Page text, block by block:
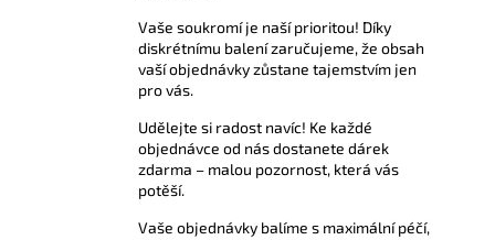
Vaše soukromí je naší prioritou! Díky
diskrétnímu balení zaručujeme, že obsah
vaší objednávky zůstane tajemstvím jen
pro vás.
Udělejte si radost navíc! Ke každé
objednávce od nás dostanete dárek
zdarma – malou pozornost, která vás
potěší.
Vaše objednávky balíme s maximální péčí,